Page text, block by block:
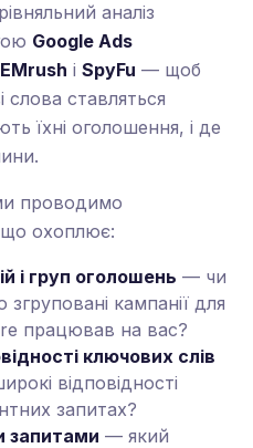
аналіз
Google Ads
і SpyFu — щоб
слова ставляться
їхні оголошення, і де
проводимо
охоплює:
і груп оголошень — чи
кампанії для
працював на вас?
ключових слів
відповідності
запитах?
запитами — який